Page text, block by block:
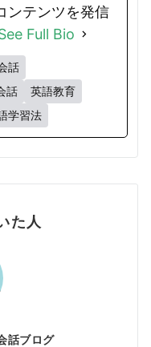
ンテンツを発信
Full Bio
話
話
英語教育
学習法
た人
話ブログ